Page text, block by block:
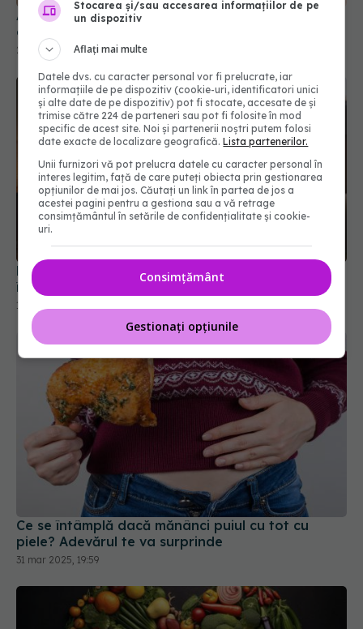
Alimentele „interzise” care ar putea proteja
creierul: ce arată un studiu pe 25 de ani
20 dec 2025, 15:00
Dieta pe care o urmează medicii! Slăbești rapid și
îți protejezi inima
16 feb 2025, 16:15
Ce se întâmplă dacă mănânci puiul cu tot cu
piele? Adevărul te va surprinde
31 mar 2025, 19:59
Stocarea și/sau accesarea informațiilor de pe
un dispozitiv
Aflați mai multe
Datele dvs. cu caracter personal vor fi prelucrate, iar
informațiile de pe dispozitiv (cookie-uri, identificatori unici
și alte date de pe dispozitiv) pot fi stocate, accesate de și
trimise către 224 de parteneri sau pot fi folosite în mod
specific de acest site. Noi și partenerii noștri putem folosi
date exacte de localizare geografică.Lista partenerilor.
Unii furnizori vă pot prelucra datele cu caracter personal în
interes legitim, față de care puteți obiecta prin gestionarea
opțiunilor de mai jos. Căutați un link în partea de jos a
acestei pagini pentru a gestiona sau a vă retrage
consimțământul în setările de confidențialitate și cookie-
uri.
Consimțământ
Gestionați opțiunile